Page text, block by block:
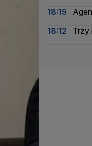
18:15
18:12
Trzy